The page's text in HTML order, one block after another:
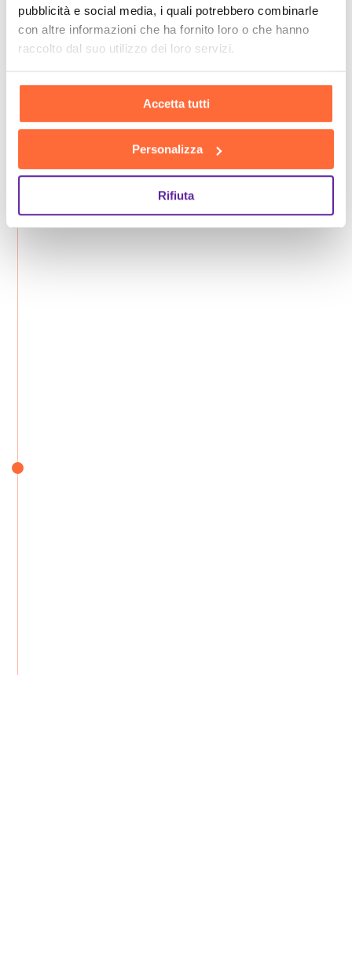
pubblicità e social media, i quali potrebbero combinarle
con altre informazioni che ha fornito loro o che hanno
raccolto dal suo utilizzo dei loro servizi.
Accetta tutti
Personalizza
Rifiuta